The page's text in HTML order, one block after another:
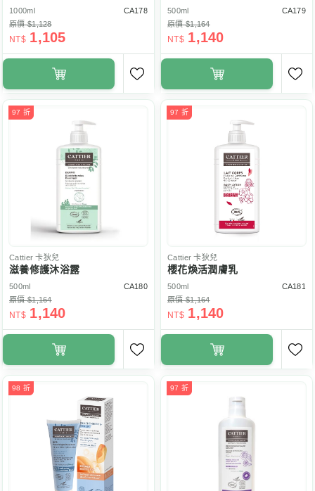
1000ml
CA178
原價 $1,128
NT$ 1,105
500ml
CA179
原價 $1,164
NT$ 1,140
97 折
Cattier 卡狄兒
滋養修護沐浴露
500ml
CA180
原價 $1,164
NT$ 1,140
97 折
Cattier 卡狄兒
櫻花煥活潤膚乳
500ml
CA181
原價 $1,164
NT$ 1,140
98 折 97 折